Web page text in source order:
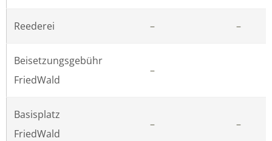
Reederei – –
Beisetzungsgebühr
FriedWald
–
Basisplatz
FriedWald
– –